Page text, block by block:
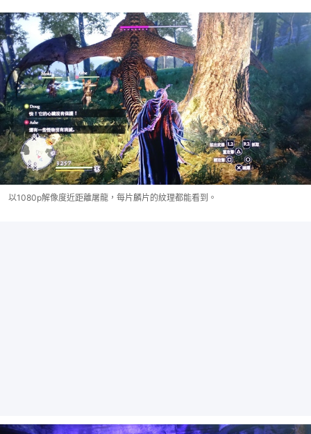
以1080p解像度近距離屠龍，每片麟片的紋理都能看到。